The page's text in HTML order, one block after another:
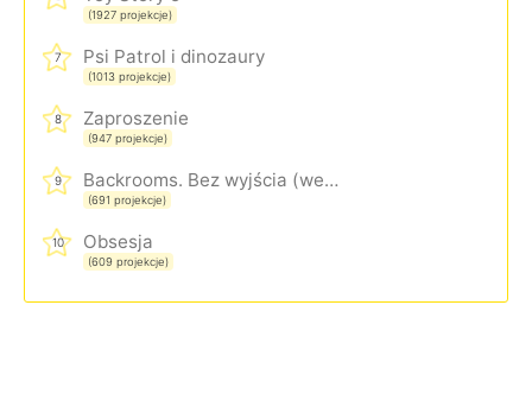
(1927 projekcje)
7 Psi Patrol i dinozaury
(1013 projekcje)
8 Zaproszenie
(947 projekcje)
9 Backrooms. Bez wyjścia (wersja rozszerzona)
(691 projekcje)
10 Obsesja
(609 projekcje)